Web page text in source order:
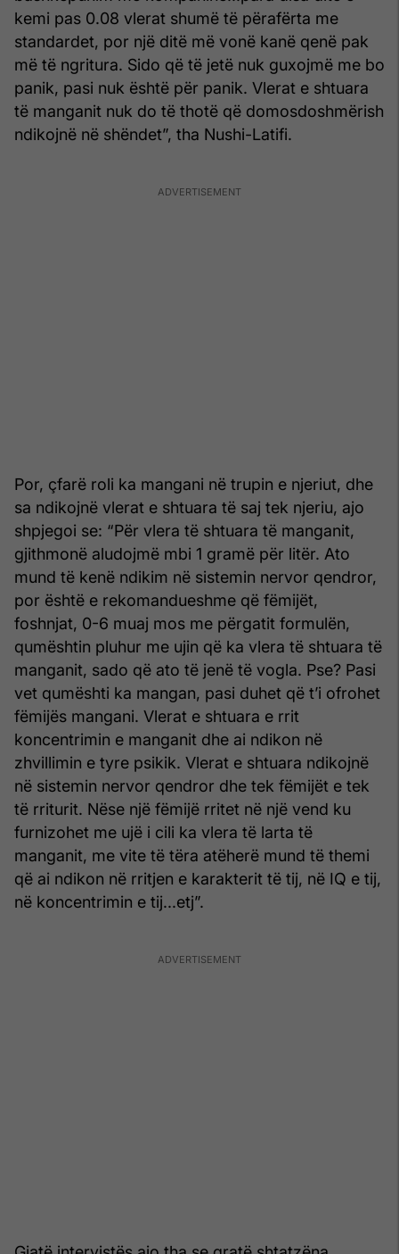
kemi pas 0.08 vlerat shumë të përafërta me
standardet, por një ditë më vonë kanë qenë pak
më të ngritura. Sido që të jetë nuk guxojmë me bo
panik, pasi nuk është për panik. Vlerat e shtuara
të manganit nuk do të thotë që domosdoshmërish
ndikojnë në shëndet”, tha Nushi-Latifi.
Por, çfarë roli ka mangani në trupin e njeriut, dhe
sa ndikojnë vlerat e shtuara të saj tek njeriu, ajo
shpjegoi se: “Për vlera të shtuara të manganit,
gjithmonë aludojmë mbi 1 gramë për litër. Ato
mund të kenë ndikim në sistemin nervor qendror,
por është e rekomandueshme që fëmijët,
foshnjat, 0-6 muaj mos me përgatit formulën,
qumështin pluhur me ujin që ka vlera të shtuara të
manganit, sado që ato të jenë të vogla. Pse? Pasi
vet qumështi ka mangan, pasi duhet që t’i ofrohet
fëmijës mangani. Vlerat e shtuara e rrit
koncentrimin e manganit dhe ai ndikon në
zhvillimin e tyre psikik. Vlerat e shtuara ndikojnë
në sistemin nervor qendror dhe tek fëmijët e tek
të rriturit. Nëse një fëmijë rritet në një vend ku
furnizohet me ujë i cili ka vlera të larta të
manganit, me vite të tëra atëherë mund të themi
që ai ndikon në rritjen e karakterit të tij, në IQ e tij,
në koncentrimin e tij...etj”.